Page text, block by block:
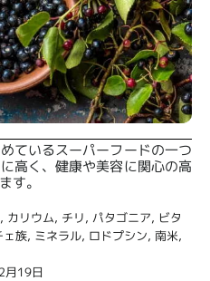
ているスーパーフードの一つ
高く、健康や美容に関心の高
す。
, カリウム, チリ, パタゴニア, ビタ
ェ族, ミネラル, ロドプシン, 南米,
月19日